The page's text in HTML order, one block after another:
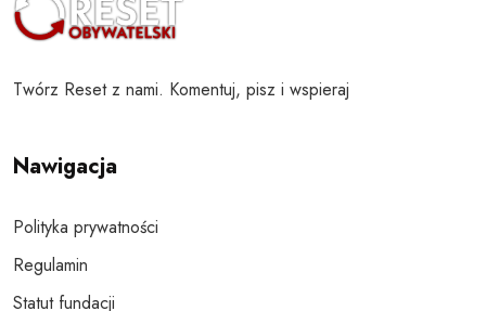
Twórz Reset z nami. Komentuj, pisz i wspieraj
Nawigacja
Polityka prywatności
Regulamin
Statut fundacji